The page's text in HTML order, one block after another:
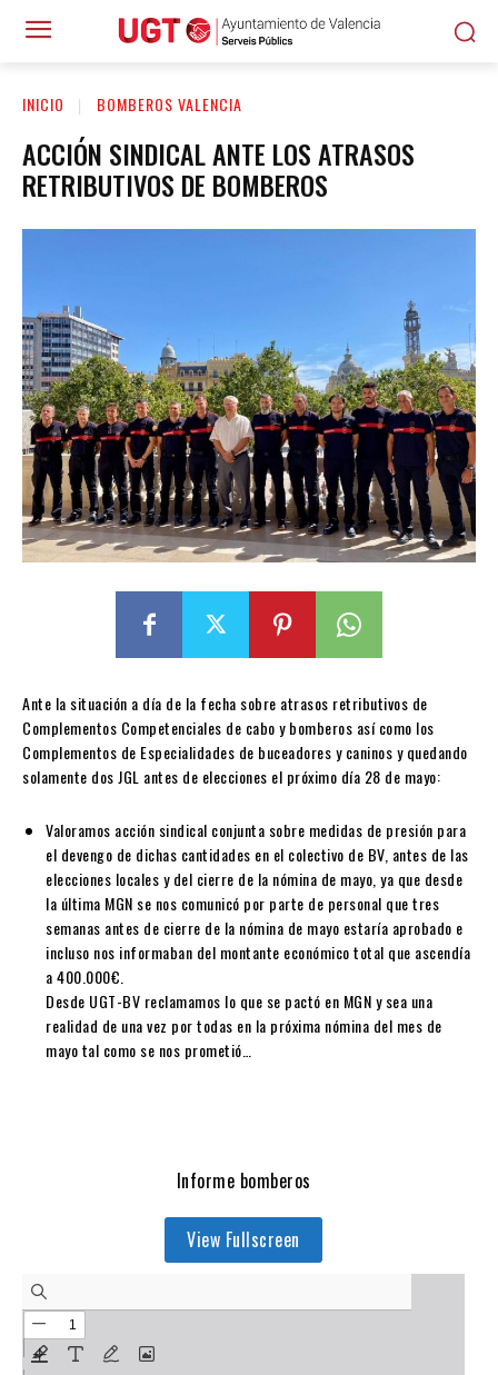
INICIO BOMBEROS VALENCIA
ACCIÓN SINDICAL ANTE LOS ATRASOS
RETRIBUTIVOS DE BOMBEROS
Ante la situación a día de la fecha sobre atrasos retributivos de
Complementos Competenciales de cabo y bomberos así como los
Complementos de Especialidades de buceadores y caninos y quedando
solamente dos JGL antes de elecciones el próximo día 28 de mayo:
Valoramos acción sindical conjunta sobre medidas de presión para
el devengo de dichas cantidades en el colectivo de BV, antes de las
elecciones locales y del cierre de la nómina de mayo, ya que desde
la última MGN se nos comunicó por parte de personal que tres
semanas antes de cierre de la nómina de mayo estaría aprobado e
incluso nos informaban del montante económico total que ascendía
a 400.000€.
Desde UGT-BV reclamamos lo que se pactó en MGN y sea una
realidad de una vez por todas en la próxima nómina del mes de
mayo tal como se nos prometió…
Informe bomberos
View Fullscreen